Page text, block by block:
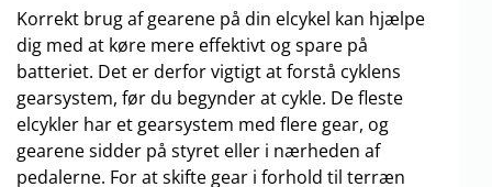
Korrekt brug af gearene på din elcykel kan hjælpe
dig med at køre mere effektivt og spare på
batteriet. Det er derfor vigtigt at forstå cyklens
gearsystem, før du begynder at cykle. De fleste
elcykler har et gearsystem med flere gear, og
gearene sidder på styret eller i nærheden af
pedalerne. For at skifte gear i forhold til terræn